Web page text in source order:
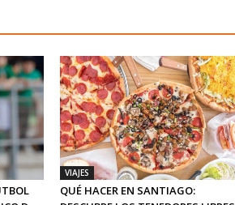
VIAJES
QUÉ HACER EN SANTIAGO: